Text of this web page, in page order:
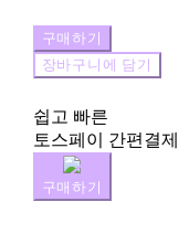
구매하기
장바구니에 담기
쉽고 빠른
토스페이 간편결제
구매하기